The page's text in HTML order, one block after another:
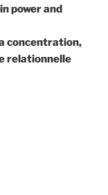
power and
concentration,
relationnelle